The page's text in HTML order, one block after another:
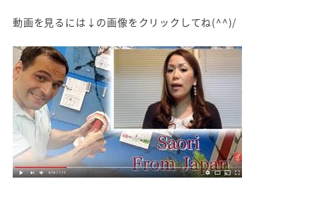
動画を見るには↓の画像をクリックしてね(^^)/